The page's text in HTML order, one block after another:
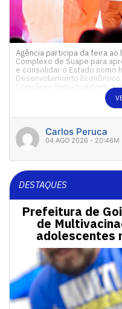
Agência participa da feira
Complexo de Suape para
e consolidar o Estado como
Desenvolvimento
Complexo Industrial
vinculados à Secretaria de
Carlos Peruca
04 AGO 2026 - 20:46M
DESTAQUES
Prefeitura de
de
adolescentes